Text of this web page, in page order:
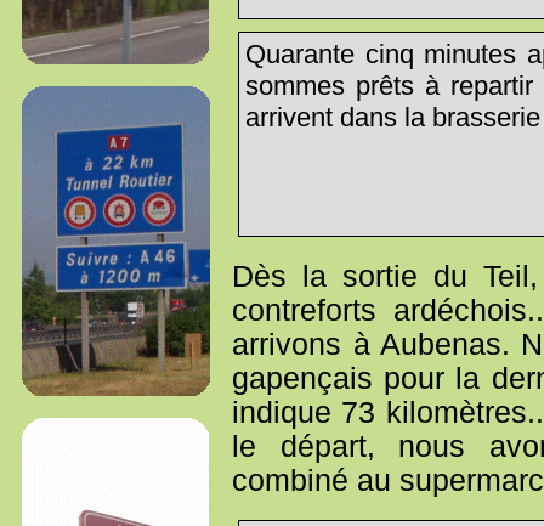
Quarante cinq minutes
sommes prêts à
arrivent dans la
Dès la sortie du
contreforts
arrivons à Aubenas.
gapençais pour la
indique 73
le départ, nous
combiné au